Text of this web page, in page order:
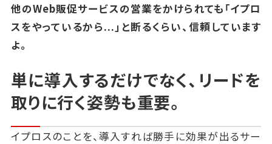
他のWeb販促サービスの営業をかけられても「イプロ
スをやっているから...」と断るくらい、信頼しています
よ。
単に導入するだけでなく、リードを
取りに行く姿勢も重要。
イプロスのことを、導入すれば勝手に効果が出るサー